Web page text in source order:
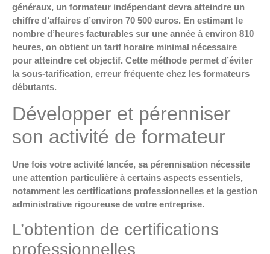
généraux, un formateur indépendant devra atteindre un
chiffre d’affaires d’environ 70 500 euros. En estimant le
nombre d’heures facturables sur une année à environ 810
heures, on obtient un tarif horaire minimal nécessaire
pour atteindre cet objectif. Cette méthode permet d’éviter
la sous-tarification, erreur fréquente chez les formateurs
débutants.
Développer et pérenniser
son activité de formateur
Une fois votre activité lancée, sa pérennisation nécessite
une attention particulière à certains aspects essentiels,
notamment les certifications professionnelles et la gestion
administrative rigoureuse de votre entreprise.
L’obtention de certifications
professionnelles